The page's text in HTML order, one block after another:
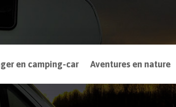
en camping-car Aventures en nature